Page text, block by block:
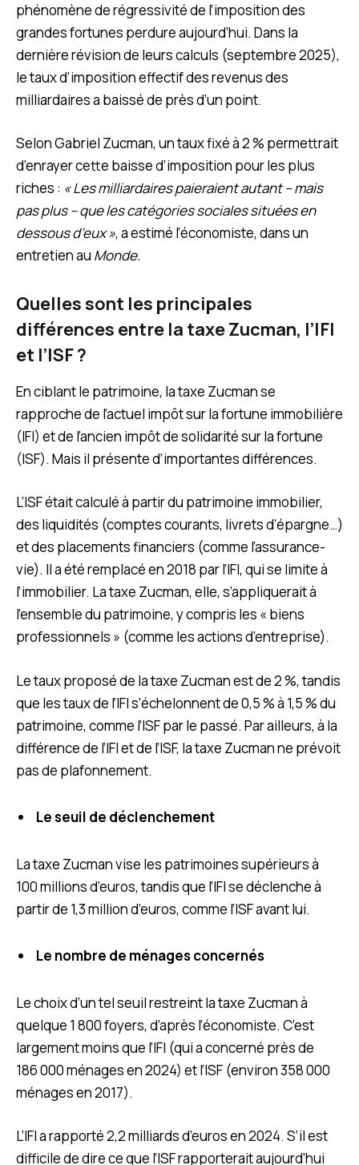
phénomène de régressivité de l’imposition des
grandes fortunes perdure aujourd’hui. Dans la
dernière révision de leurs calculs (septembre 2025),
le taux d’imposition effectif des revenus des
milliardaires a baissé de près d’un point.
Selon Gabriel Zucman, un taux fixé à 2 % permettrait
d’enrayer cette baisse d’imposition pour les plus
riches : « Les milliardaires paieraient autant – mais
pas plus – que les catégories sociales situées en
dessous d’eux », a estimé l’économiste, dans un
entretien au Monde.
Quelles sont les principales
différences entre la taxe Zucman, l’IFI
et l’ISF ?
En ciblant le patrimoine, la taxe Zucman se
rapproche de l’actuel impôt sur la fortune immobilière
(IFI) et de l’ancien impôt de solidarité sur la fortune
(ISF). Mais il présente d’importantes différences.
L’ISF était calculé à partir du patrimoine immobilier,
des liquidités (comptes courants, livrets d’épargne…)
et des placements financiers (comme l’assurance-
vie). Il a été remplacé en 2018 par l’IFI, qui se limite à
l’immobilier. La taxe Zucman, elle, s’appliquerait à
l’ensemble du patrimoine, y compris les « biens
professionnels » (comme les actions d’entreprise).
Le taux proposé de la taxe Zucman est de 2 %, tandis
que les taux de l’IFI s’échelonnent de 0,5 % à 1,5 % du
patrimoine, comme l’ISF par le passé. Par ailleurs, à la
différence de l’IFI et de l’ISF, la taxe Zucman ne prévoit
pas de plafonnement.
Le seuil de déclenchement
La taxe Zucman vise les patrimoines supérieurs à
100 millions d’euros, tandis que l’IFI se déclenche à
partir de 1,3 million d’euros, comme l’ISF avant lui.
Le nombre de ménages concernés
Le choix d’un tel seuil restreint la taxe Zucman à
quelque 1 800 foyers, d’après l’économiste. C’est
largement moins que l’IFI (qui a concerné près de
186 000 ménages en 2024) et l’ISF (environ 358 000
ménages en 2017).
L’IFI a rapporté 2,2 milliards d’euros en 2024. S’il est
difficile de dire ce que l’ISF rapporterait aujourd’hui